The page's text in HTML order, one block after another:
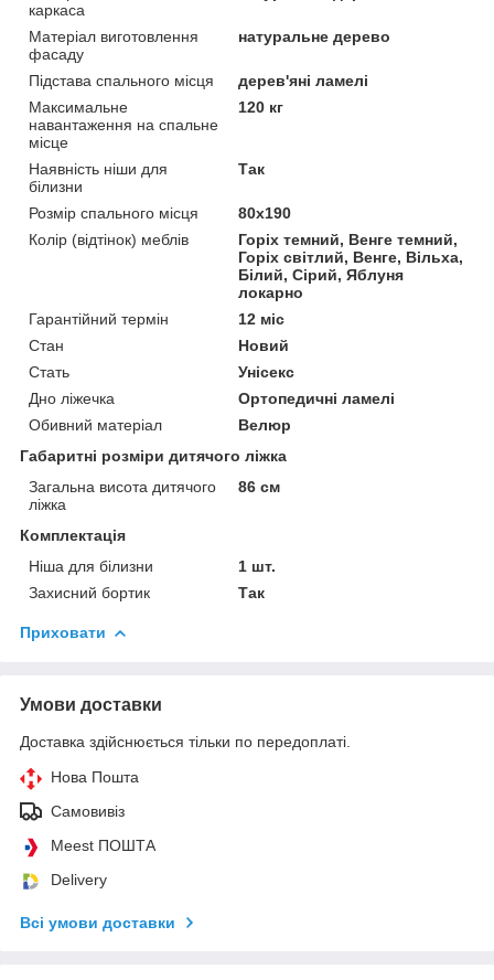
каркаса
Матеріал виготовлення
фасаду
натуральне дерево
Підстава спального місця
дерев'яні ламелі
Максимальне
навантаження на спальне
місце
120 кг
Наявність ніши для
білизни
Так
Розмір спального місця
80х190
Колір (відтінок) меблів
Горіх темний, Венге темний,
Горіх світлий, Венге, Вільха,
Білий, Сірий, Яблуня
локарно
Гарантійний термін
12 міс
Стан
Новий
Стать
Унісекс
Дно ліжечка
Ортопедичні ламелі
Обивний матеріал
Велюр
Габаритні розміри дитячого ліжка
Загальна висота дитячого
ліжка
86 см
Комплектація
Ніша для білизни
1 шт.
Захисний бортик
Так
Приховати
Умови доставки
Доставка здійснюється тільки по передоплаті.
Нова Пошта
Самовивіз
Meest ПОШТА
Delivery
Всі умови доставки